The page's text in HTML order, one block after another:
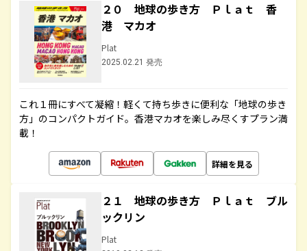
２０ 地球の歩き方 Ｐｌａｔ 香
港 マカオ
Plat
2025.02.21 発売
これ１冊にすべて凝縮！軽くて持ち歩きに便利な「地球の歩き
方」のコンパクトガイド。香港マカオを楽しみ尽くすプラン満
載！
詳細を見る
２１ 地球の歩き方 Ｐｌａｔ ブル
ックリン
Plat